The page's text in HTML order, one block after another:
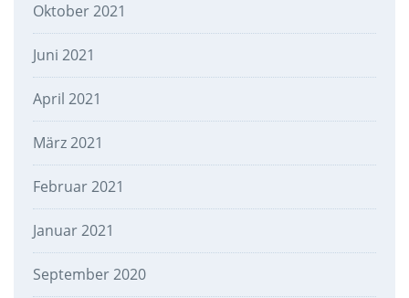
Oktober 2021
Juni 2021
April 2021
März 2021
Februar 2021
Januar 2021
September 2020